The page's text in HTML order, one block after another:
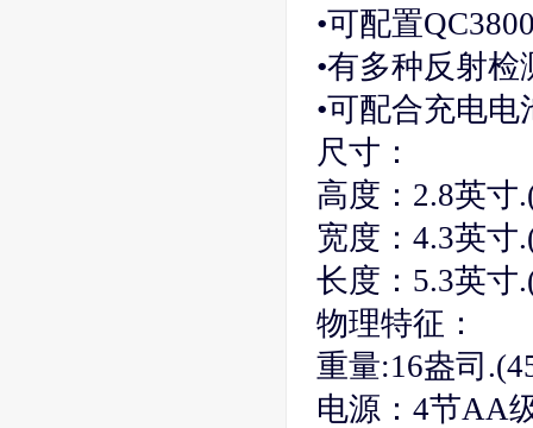
•可配置
•有多种反射
•可配合充电
尺寸：
高度：2.8英寸
宽度：4.3英寸
长度：5.3英寸
物理特征：
重量:16盎司
电源：4节AA